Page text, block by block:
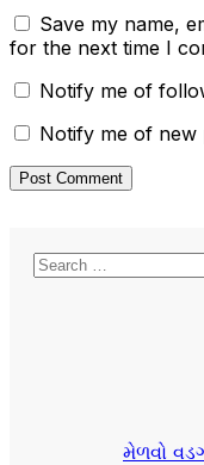
Save my name,
for the next time I
Notify me of
Notify me of new
Search
for:
મેળવો